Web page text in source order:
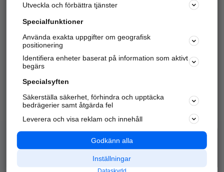
Marknadsför företaget
Kom igång och annonsera mot
samarbetspartners nära dig.
Alla kategorier
Populära sökningar
API & Kartor
Annonsera
Integritet
Nödnummer
Utveckla och förbättra tjänster
Specialfunktioner
Använda exakta uppgifter om geografisk
positionering
Identifiera enheter baserat på information som aktivt
begärs
Specialsyften
Säkerställa säkerhet, förhindra och upptäcka
bedrägerier samt åtgärda fel
Leverera och visa reklam och innehåll
Godkänn alla
Inställningar
Dataskydd